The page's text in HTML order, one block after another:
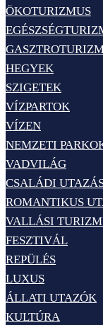
ÖKOTURIZMUS
HEGYEK
SZIGETEK
VÍZPARTOK
VÍZEN
NEMZETI
VADVILÁG
CSALÁDI
ROMANTIKUS
VALLÁSI
FESZTIVÁL
REPÜLÉS
LUXUS
ÁLLATI UTAZÓK
KULTÚRA